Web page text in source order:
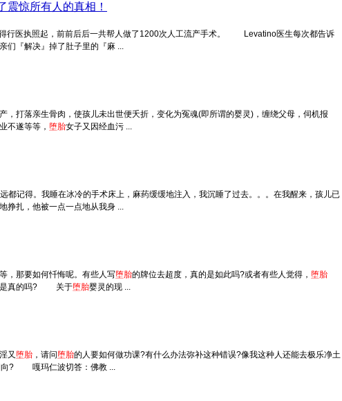
震惊所有人的真相！
医执照起，前前后后一共帮人做了1200次人工流产手术。 Levatino医生每次都告诉
们『解决』掉了肚子里的『麻 ...
产，打落亲生骨肉，使孩儿未出世便夭折，变化为冤魂(即所谓的婴灵)，缠绕父母，伺机报
不遂等等， 堕胎女子又因经血污 ...
都记得。我睡在冰冷的手术床上，麻药缓缓地注入，我沉睡了过去。。。在我醒来，孩儿已
挣扎，他被一点一点地从我身 ...
，那要如何忏悔呢。有些人写堕胎的牌位去超度，真的是如此吗?或者有些人觉得， 堕胎
是真的吗? 关于堕胎婴灵的现 ...
又 堕胎 ，请问堕胎的人要如何做功课?有什么办法弥补这种错误?像我这种人还能去极乐净土
向? 嘎玛仁波切答：佛教 ...